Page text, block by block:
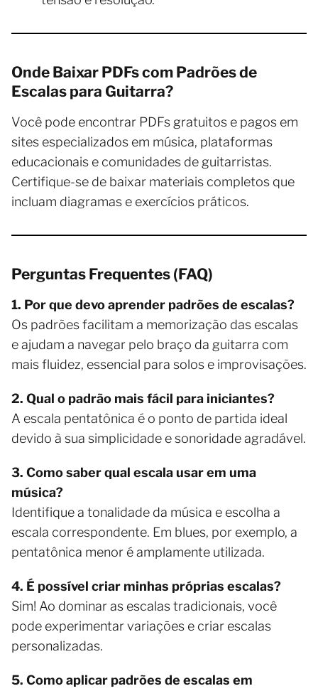
Onde Baixar PDFs com Padrões de
Escalas para Guitarra?
Você pode encontrar PDFs gratuitos e pagos em
sites especializados em música, plataformas
educacionais e comunidades de guitarristas.
Certifique-se de baixar materiais completos que
incluam diagramas e exercícios práticos.
Perguntas Frequentes (FAQ)
1. Por que devo aprender padrões de escalas?
Os padrões facilitam a memorização das escalas
e ajudam a navegar pelo braço da guitarra com
mais fluidez, essencial para solos e improvisações.
2. Qual o padrão mais fácil para iniciantes?
A escala pentatônica é o ponto de partida ideal
devido à sua simplicidade e sonoridade agradável.
3. Como saber qual escala usar em uma
música?
Identifique a tonalidade da música e escolha a
escala correspondente. Em blues, por exemplo, a
pentatônica menor é amplamente utilizada.
4. É possível criar minhas próprias escalas?
Sim! Ao dominar as escalas tradicionais, você
pode experimentar variações e criar escalas
personalizadas.
5. Como aplicar padrões de escalas em